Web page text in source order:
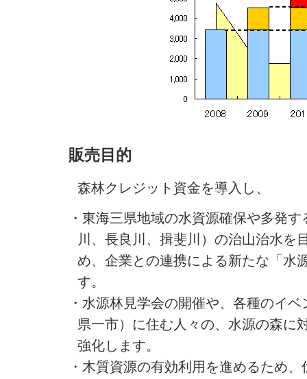
販売目的
森林クレジット資金を導入し、
・東海三県地域の水資源確保や多発
川、長良川、揖斐川）の治山治水を
め、企業との連携による新たな「水
す。
・水源林見学会の開催や、各種のイ
県一市）に住む人々の、水源の森に
強化します。
・木質資源の有効利用を進めるため